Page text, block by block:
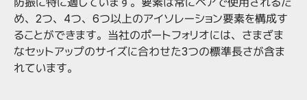
め、2つ、4つ、6つ以上のアイソレーション要素を構成す
ることができます。当社のポートフォリオには、さまざま
なセットアップのサイズに合わせた3つの標準長さが含ま
れています。